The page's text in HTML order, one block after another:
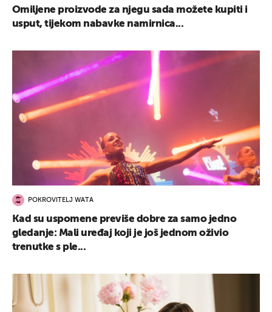
Omiljene proizvode za njegu sada možete kupiti i
usput, tijekom nabavke namirnica...
POKROVITELJ WATA
Kad su uspomene previše dobre za samo jedno
gledanje: Mali uređaj koji je još jednom oživio
trenutke s ple...